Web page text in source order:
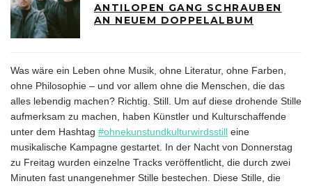
ANTILOPEN GANG SCHRAUBEN
AN NEUEM DOPPELALBUM
Was wäre ein Leben ohne Musik, ohne Literatur, ohne Farben,
ohne Philosophie – und vor allem ohne die Menschen, die das
alles lebendig machen? Richtig. Still. Um auf diese drohende Stille
aufmerksam zu machen, haben Künstler und Kulturschaffende
unter dem Hashtag #ohnekunstundkulturwirdsstill eine
musikalische Kampagne gestartet. In der Nacht von Donnerstag
zu Freitag wurden einzelne Tracks veröffentlicht, die durch zwei
Minuten fast unangenehmer Stille bestechen. Diese Stille, die